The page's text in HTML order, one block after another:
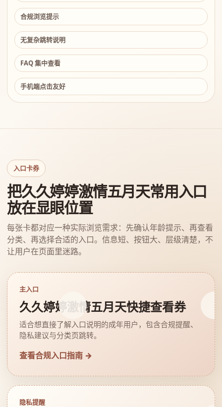
合规浏览提示
无复杂跳转说明
FAQ 集中查看
手机端点击友好
入口卡券
把久久婷婷激情五月天常用入口
放在显眼位置
每张卡都对应一种实际浏览需求：先确认年龄提示、再查看
分类、再选择合适的入口。信息短、按钮大、层级清楚，不
让用户在页面里迷路。
主入口
久久婷婷激情五月天快捷查看券
适合想直接了解入口说明的成年用户，包含合规提醒、
隐私建议与分类页跳转。
查看合规入口指南 →
隐私提醒